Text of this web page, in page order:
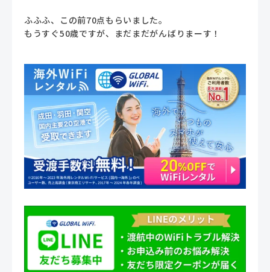
ふふふ、この前70点もらいました。
もうすぐ50歳ですが、まだまだがんばりまーす！